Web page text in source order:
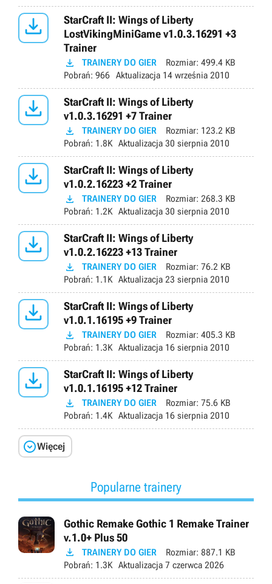

StarCraft II: Wings of Liberty
LostVikingMiniGame v1.0.3.16291 +3
Trainer
 TRAINERY DO GIER Rozmiar: 499.4 KB
Pobrań: 966 Aktualizacja 14 września 2010

StarCraft II: Wings of Liberty
v1.0.3.16291 +7 Trainer
 TRAINERY DO GIER Rozmiar: 123.2 KB
Pobrań: 1.8K Aktualizacja 30 sierpnia 2010

StarCraft II: Wings of Liberty
v1.0.2.16223 +2 Trainer
 TRAINERY DO GIER Rozmiar: 268.3 KB
Pobrań: 1.2K Aktualizacja 30 sierpnia 2010

StarCraft II: Wings of Liberty
v1.0.2.16223 +13 Trainer
 TRAINERY DO GIER Rozmiar: 76.2 KB
Pobrań: 1.1K Aktualizacja 23 sierpnia 2010

StarCraft II: Wings of Liberty
v1.0.1.16195 +9 Trainer
 TRAINERY DO GIER Rozmiar: 405.3 KB
Pobrań: 1.3K Aktualizacja 16 sierpnia 2010

StarCraft II: Wings of Liberty
v1.0.1.16195 +12 Trainer
 TRAINERY DO GIER Rozmiar: 75.6 KB
Pobrań: 1.4K Aktualizacja 16 sierpnia 2010
Więcej
Popularne trainery
Gothic Remake Gothic 1 Remake Trainer
v.1.0+ Plus 50
 TRAINERY DO GIER Rozmiar: 887.1 KB
Pobrań: 1.3K Aktualizacja 7 czerwca 2026